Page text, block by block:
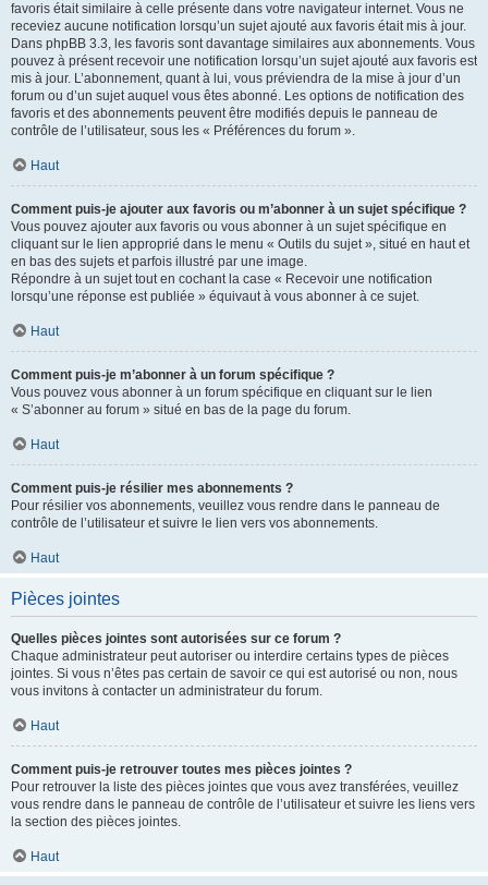
favoris était similaire à celle présente dans votre navigateur internet. Vous ne
receviez aucune notification lorsqu’un sujet ajouté aux favoris était mis à jour.
Dans phpBB 3.3, les favoris sont davantage similaires aux abonnements. Vous
pouvez à présent recevoir une notification lorsqu’un sujet ajouté aux favoris est
mis à jour. L’abonnement, quant à lui, vous préviendra de la mise à jour d’un
forum ou d’un sujet auquel vous êtes abonné. Les options de notification des
favoris et des abonnements peuvent être modifiés depuis le panneau de
contrôle de l’utilisateur, sous les « Préférences du forum ».
Haut
Comment puis-je ajouter aux favoris ou m’abonner à un sujet spécifique ?
Vous pouvez ajouter aux favoris ou vous abonner à un sujet spécifique en
cliquant sur le lien approprié dans le menu « Outils du sujet », situé en haut et
en bas des sujets et parfois illustré par une image.
Répondre à un sujet tout en cochant la case « Recevoir une notification
lorsqu’une réponse est publiée » équivaut à vous abonner à ce sujet.
Haut
Comment puis-je m’abonner à un forum spécifique ?
Vous pouvez vous abonner à un forum spécifique en cliquant sur le lien
« S’abonner au forum » situé en bas de la page du forum.
Haut
Comment puis-je résilier mes abonnements ?
Pour résilier vos abonnements, veuillez vous rendre dans le panneau de
contrôle de l’utilisateur et suivre le lien vers vos abonnements.
Haut
Pièces jointes
Quelles pièces jointes sont autorisées sur ce forum ?
Chaque administrateur peut autoriser ou interdire certains types de pièces
jointes. Si vous n’êtes pas certain de savoir ce qui est autorisé ou non, nous
vous invitons à contacter un administrateur du forum.
Haut
Comment puis-je retrouver toutes mes pièces jointes ?
Pour retrouver la liste des pièces jointes que vous avez transférées, veuillez
vous rendre dans le panneau de contrôle de l’utilisateur et suivre les liens vers
la section des pièces jointes.
Haut